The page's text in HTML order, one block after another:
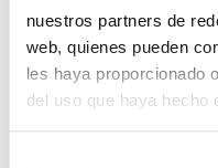
nuestros partners de
web, quienes pueden
les haya proporcionado
del uso que haya hecho
MUSTELA
TOALLITAS
6.20€